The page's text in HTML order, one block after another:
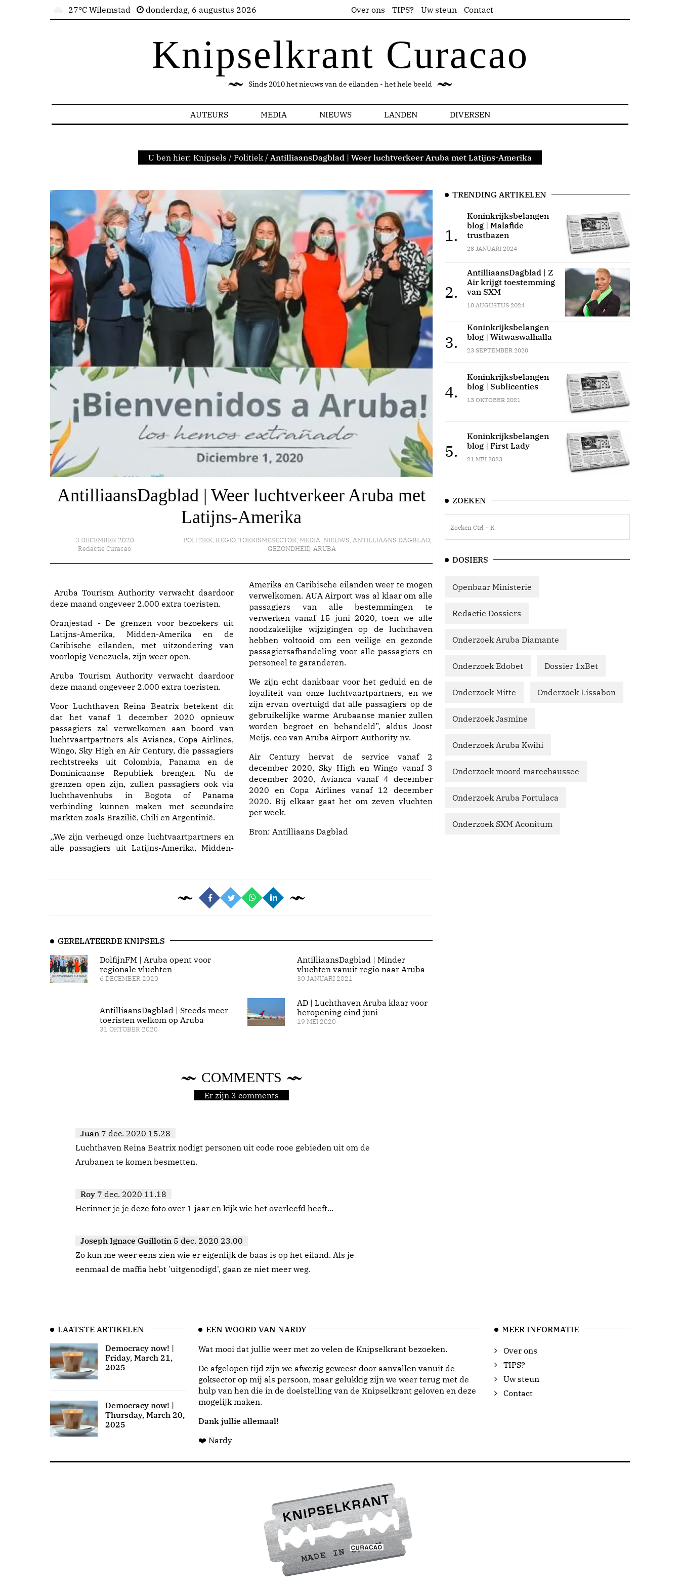
27°C Wilemstad donderdag, 6 augustus 2026 Over ons TIPS? Uw steun Contact
Knipselkrant Curacao
Sinds 2010 het nieuws van de eilanden - het hele beeld
AUTEURS MEDIA NIEUWS LANDEN DIVERSEN
U ben hier: Knipsels / Politiek / AntilliaansDagblad | Weer luchtverkeer Aruba met Latijns-Amerika
AntilliaansDagblad | Weer luchtverkeer Aruba met
Latijns-Amerika
3 DECEMBER 2020
Redactie Curacao
POLITIEK, REGIO, TOERISMESECTOR, MEDIA, NIEUWS, ANTILLIAANS DAGBLAD,
GEZONDHEID,ARUBA
Aruba Tourism Authority verwacht daardoor
deze maand ongeveer 2.000 extra toeristen.
Oranjestad - De grenzen voor bezoekers uit
Latijns-Amerika, Midden-Amerika en de
Caribische eilanden, met uitzondering van
voorlopig Venezuela, zijn weer open.
Aruba Tourism Authority verwacht daardoor
deze maand ongeveer 2.000 extra toeristen.
Voor Luchthaven Reina Beatrix betekent dit
dat het vanaf 1 december 2020 opnieuw
passagiers zal verwelkomen aan boord van
luchtvaartpartners als Avianca, Copa Airlines,
Wingo, Sky High en Air Century, die passagiers
rechtstreeks uit Colombia, Panama en de
Dominicaanse Republiek brengen. Nu de
grenzen open zijn, zullen passagiers ook via
luchthavenhubs in Bogota of Panama
verbinding kunnen maken met secundaire
markten zoals Brazilië, Chili en Argentinië.
,,We zijn verheugd onze luchtvaartpartners en
alle passagiers uit Latijns-Amerika, Midden-
Amerika en Caribische eilanden weer te mogen
verwelkomen. AUA Airport was al klaar om alle
passagiers van alle bestemmingen te
verwerken vanaf 15 juni 2020, toen we alle
noodzakelijke wijzigingen op de luchthaven
hebben voltooid om een veilige en gezonde
passagiersafhandeling voor alle passagiers en
personeel te garanderen.
We zijn echt dankbaar voor het geduld en de
loyaliteit van onze luchtvaartpartners, en we
zijn ervan overtuigd dat alle passagiers op de
gebruikelijke warme Arubaanse manier zullen
worden begroet en behandeld”, aldus Joost
Meijs, ceo van Aruba Airport Authority nv.
Air Century hervat de service vanaf 2
december 2020, Sky High en Wingo vanaf 3
december 2020, Avianca vanaf 4 december
2020 en Copa Airlines vanaf 12 december
2020. Bij elkaar gaat het om zeven vluchten
per week.
Bron: Antilliaans Dagblad
GERELATEERDE KNIPSELS
DolfijnFM | Aruba opent voor
regionale vluchten
6 DECEMBER 2020
AntilliaansDagblad | Steeds meer
toeristen welkom op Aruba
31 OKTOBER 2020
AntilliaansDagblad | Minder
vluchten vanuit regio naar Aruba
30 JANUARI 2021
AD | Luchthaven Aruba klaar voor
heropening eind juni
19 MEI 2020
COMMENTS
Er zijn 3 comments
Juan 7 dec. 2020 15.28
Luchthaven Reina Beatrix nodigt personen uit code rooe gebieden uit om de
Arubanen te komen besmetten.
Roy 7 dec. 2020 11.18
Herinner je je deze foto over 1 jaar en kijk wie het overleefd heeft...
Joseph Ignace Guillotin 5 dec. 2020 23.00
Zo kun me weer eens zien wie er eigenlijk de baas is op het eiland. Als je
eenmaal de maffia hebt 'uitgenodigd', gaan ze niet meer weg.
TRENDING ARTIKELEN
1.
Koninkrijksbelangen
blog | Malafide
trustbazen
28 JANUARI 2024
2.
AntilliaansDagblad | Z
Air krijgt toestemming
van SXM
10 AUGUSTUS 2024
3.
Koninkrijksbelangen
blog | Witwaswalhalla
23 SEPTEMBER 2020
4.
Koninkrijksbelangen
blog | Sublicenties
13 OKTOBER 2021
5.
Koninkrijksbelangen
blog | First Lady
21 MEI 2023
ZOEKEN
DOSIERS
Openbaar Ministerie
Redactie Dossiers
Onderzoek Aruba Diamante
Onderzoek Edobet Dossier 1xBet
Onderzoek Mitte Onderzoek Lissabon
Onderzoek Jasmine
Onderzoek Aruba Kwihi
Onderzoek moord marechaussee
Onderzoek Aruba Portulaca
Onderzoek SXM Aconitum
LAATSTE ARTIKELEN
Democracy now! |
Friday, March 21,
2025
Democracy now! |
Thursday, March 20,
2025
EEN WOORD VAN NARDY
Wat mooi dat jullie weer met zo velen de Knipselkrant bezoeken.
De afgelopen tijd zijn we afwezig geweest door aanvallen vanuit de
goksector op mij als persoon, maar gelukkig zijn we weer terug met de
hulp van hen die in de doelstelling van de Knipselkrant geloven en deze
mogelijk maken.
Dank jullie allemaal!
❤️ Nardy
MEER INFORMATIE
Over ons
TIPS?
Uw steun
Contact